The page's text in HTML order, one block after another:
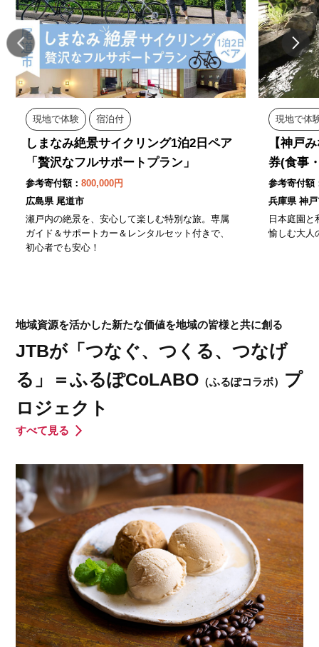
現地で体験 宿泊付
しまなみ絶景サイクリング1泊2日ペア
「贅沢なフルサポートプラン」
参考寄付額： 800,000円
広島県 尾道市
瀬戸内の絶景を、安心して楽しむ特別な旅。専属
ガイド＆サポートカー＆レンタルセット付きで、
初心者でも安心！
現地で体
【神戸
券(食事
参考寄付額
兵庫県 神
日本庭園と
愉しむ大人
地域資源を活かした新たな価値を地域の皆様と共に創る
JTBが「つなぐ、つくる、つなげ
る」＝ふるぽCoLABO （ふるぽコラボ） プ
ロジェクト
すべて見る